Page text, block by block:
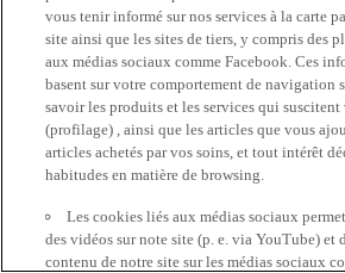
vous tenir informé sur nos services à la carte
site ainsi que les sites de tiers, y compris des
aux médias sociaux comme Facebook. Ces
basent sur votre comportement de navigation
savoir les produits et les services qui
(profilage) , ainsi que les articles que vous
articles achetés par vos soins, et tout intérêt
habitudes en matière de browsing.
Les cookies liés aux médias sociaux
des vidéos sur note site (p. e. via YouTube) et
contenu de notre site sur les médias sociaux